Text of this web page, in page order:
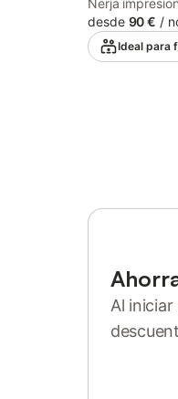
Nerja
fantásticas
consta de una
bien equipada
descubierta,
coche a la
Distancia a
cercano:
al
desde 90 € /
Ideal para
Al